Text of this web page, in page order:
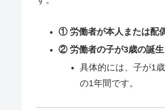
① 労働者が本人または配
② 労働者の子が3歳の誕
具体的には、子が1
の1年間です。